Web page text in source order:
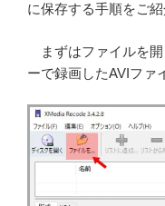
に保存する手順をご紹
まずはファイルを開
ーで録画したAVIファ